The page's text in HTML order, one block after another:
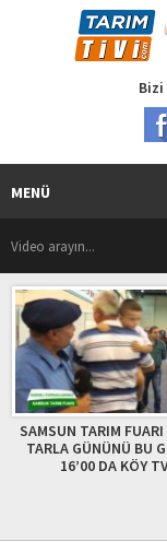
Bizi
MENÜ
SAMSUN TARIM
TARLA GÜNÜNÜ BU
16’00 DA KÖY